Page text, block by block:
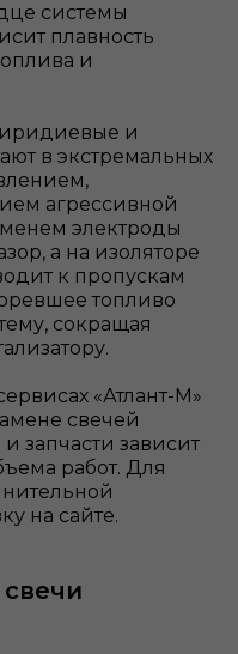
системы
плавность
и
и
в экстремальных
агрессивной
электроды
а на изоляторе
к пропускам
топливо
сокращая
«Атлант-М»
свечей
запчасти зависит
работ. Для
на сайте.